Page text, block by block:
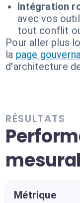
Intégration
avec vos
tout conflit
Pour aller plus
la page
d'architecture
RÉSULTATS
Métrique